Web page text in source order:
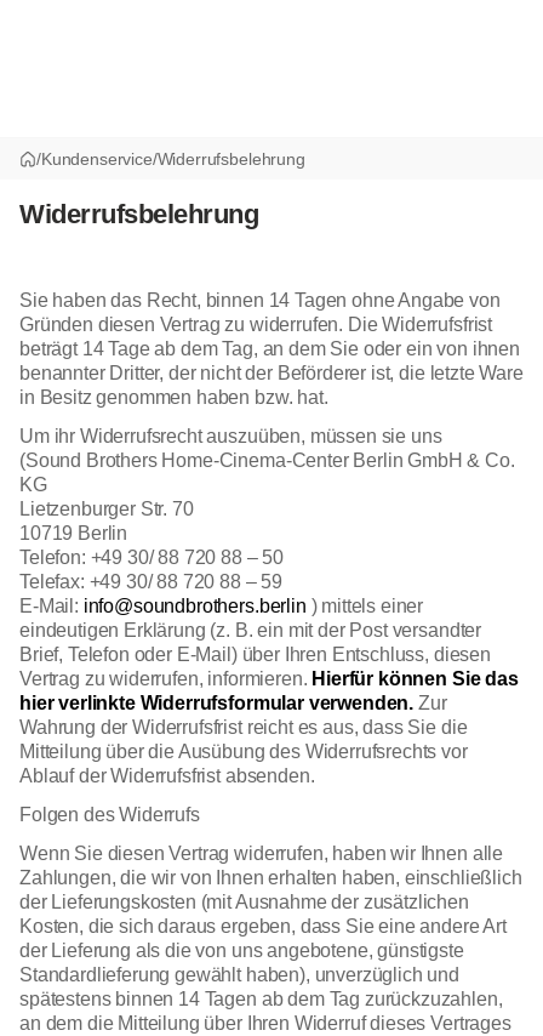
/Kundenservice/Widerrufsbelehrung
Widerrufsbelehrung
Sie haben das Recht, binnen 14 Tagen ohne Angabe von
Gründen diesen Vertrag zu widerrufen. Die Widerrufsfrist
beträgt 14 Tage ab dem Tag, an dem Sie oder ein von ihnen
benannter Dritter, der nicht der Beförderer ist, die letzte Ware
in Besitz genommen haben bzw. hat.
Um ihr Widerrufsrecht auszuüben, müssen sie uns
(Sound Brothers Home-Cinema-Center Berlin GmbH & Co.
KG
Lietzenburger Str. 70
10719 Berlin
Telefon: +49 30/ 88 720 88 – 50
Telefax: +49 30/ 88 720 88 – 59
E-Mail: info@soundbrothers.berlin ) mittels einer
eindeutigen Erklärung (z. B. ein mit der Post versandter
Brief, Telefon oder E-Mail) über Ihren Entschluss, diesen
Vertrag zu widerrufen, informieren. Hierfür können Sie das
hier verlinkte Widerrufsformular verwenden. Zur
Wahrung der Widerrufsfrist reicht es aus, dass Sie die
Mitteilung über die Ausübung des Widerrufsrechts vor
Ablauf der Widerrufsfrist absenden.
Folgen des Widerrufs
Wenn Sie diesen Vertrag widerrufen, haben wir Ihnen alle
Zahlungen, die wir von Ihnen erhalten haben, einschließlich
der Lieferungskosten (mit Ausnahme der zusätzlichen
Kosten, die sich daraus ergeben, dass Sie eine andere Art
der Lieferung als die von uns angebotene, günstigste
Standardlieferung gewählt haben), unverzüglich und
spätestens binnen 14 Tagen ab dem Tag zurückzuzahlen,
an dem die Mitteilung über Ihren Widerruf dieses Vertrages